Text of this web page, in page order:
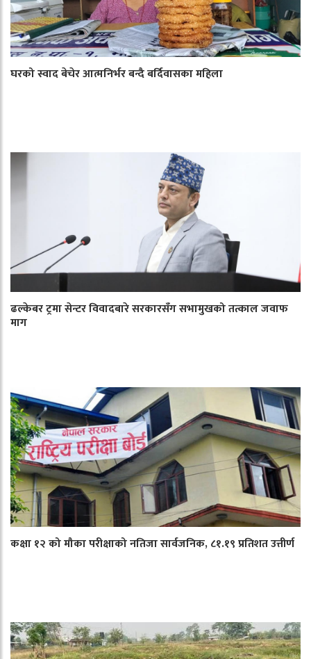
घरको स्वाद बेचेर आत्मनिर्भर बन्दै बर्दिवासका महिला
ढल्केबर ट्रमा सेन्टर विवादबारे सरकारसँग सभामुखको तत्काल जवाफ
माग
कक्षा १२ को मौका परीक्षाको नतिजा सार्वजनिक, ८१.१९ प्रतिशत उत्तीर्ण